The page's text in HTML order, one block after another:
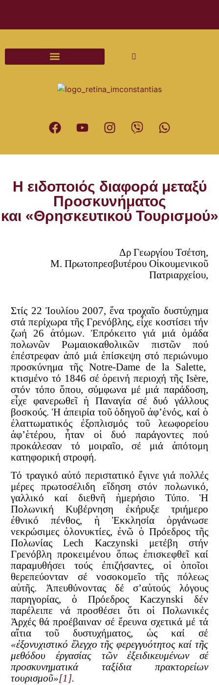
Η ειδοποιός διαφορά μεταξύ
Προσκυνήματος
και «Θρησκευτικού Τουρισμού»
Δρ Γεωργίου Τσέτση,
Μ. Πρωτοπρεσβυτέρου Οἰκουμενικοῦ
Πατριαρχείου,
Στίς 22 Ἰουλίου 2007, ἕνα τροχαῖο δυστύχημα
στά περίχωρα τῆς Γρενόβλης, εἶχε κοστίσει τήν
ζωή 26 ἀτόμων. Ἐπρόκειτο γιά μιά ὁμάδα
πολωνῶν Ρωμαιοκαθολικῶν πιστῶν πού
ἐπέστρεφαν ἀπό μιά ἐπίσκεψη στό περιώνυμο
προσκύνημα τῆς Notre-Dame de la Salette,
κτισμένο τό 1846 σέ ὀρεινή περιοχή τῆς Isère,
στόν τόπο ὅπου, σύμφωνα μέ μιά παράδοση,
εἶχε φανερωθεῖ ἡ Παναγία σέ δυό γάλλους
βοσκούς. Ἡ ἀπειρία τοῦ ὁδηγοῦ ἀφ’ἑνός, καί ὁ
ἐλαττωματικός ἐξοπλισμός τοῦ λεωφορείου
ἀφ’ἑτέρου, ἦταν οἱ δυό παράγοντες πού
προκάλεσαν τό μοιραῖο, σέ μιά ἀπότομη
κατηφορική στροφή.
Τό τραγικό αὐτό περιστατικό ἔγινε γιά πολλές
μέρες πρωτοσέλιδη εἴδηση στόν πολωνικό,
γαλλικό καί διεθνῆ ἡμερήσιο Τύπο. Ἡ
Πολωνική Κυβέρνηση ἐκήρυξε τριήμερο
ἐθνικό πένθος, ἡ Ἐκκλησία ὀργάνωσε
νεκρώσιμες ὁλονυκτίες, ἐνῶ ὁ Πρόεδρος τῆς
Πολωνίας Lech Kaczynski μετέβη στήν
Γρενόβλη προκειμένου ὅπως ἐπισκεφθεῖ καί
παραμυθήσει τούς ἐπιζήσαντες, οἱ ὁποῖοι
θερεπεύονταν σέ νοσοκομεῖο τῆς πόλεως
αὐτῆς. Ἀπευθύνοντας δέ σ’αὐτούς λόγους
παρηγορίας, ὁ Πρόεδρος Kaczynski δέν
παρέλειπε νά προσθέσει ὅτι οἱ Πολωνικές
Ἀρχές θά προέβαιναν σέ ἔρευνα σχετικά μέ τά
αἴτια τοῦ δυστυχήματος, ὡς καί σέ
«ἐξονυχιστικό ἔλεγχο τῆς φερεγγυότητος καί τῆς
μεθόδου ἐργασίας τῶν ἐξειδικευμένων σέ
προσκυνηματικά ταξίδια πρακτορείων
τουρισμοῦ»[1].